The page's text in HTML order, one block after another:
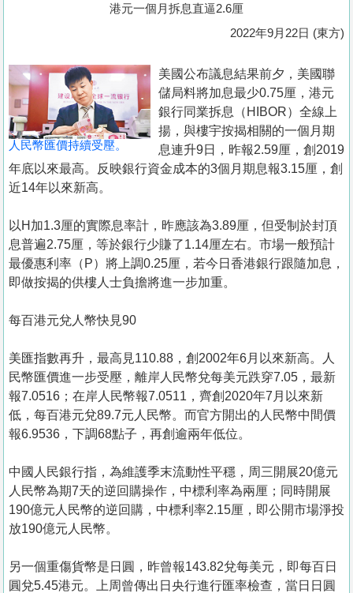
置
業
手
冊
關
我
們
港元一個月拆息直逼2.6厘
2022年9月22日 (東方)
人民幣匯價持續受壓。
美國公布議息結果前夕，美國聯
儲局料將加息最少0.75厘，港元
銀行同業拆息（HIBOR）全線上
揚，與樓宇按揭相關的一個月期
息連升9日，昨報2.59厘，創2019
年底以來最高。反映銀行資金成本的3個月期息報3.15厘，創
近14年以來新高。
以H加1.3厘的實際息率計，昨應該為3.89厘，但受制於封頂
息普遍2.75厘，等於銀行少賺了1.14厘左右。市場一般預計
最優惠利率（P）將上調0.25厘，若今日香港銀行跟隨加息，
即做按揭的供樓人士負擔將進一步加重。
每百港元兌人幣快見90
美匯指數再升，最高見110.88，創2002年6月以來新高。人
民幣匯價進一步受壓，離岸人民幣兌每美元跌穿7.05，最新
報7.0516；在岸人民幣報7.0511，齊創2020年7月以來新
低，每百港元兌89.7元人民幣。而官方開出的人民幣中間價
報6.9536，下調68點子，再創逾兩年低位。
中國人民銀行指，為維護季末流動性平穩，周三開展20億元
人民幣為期7天的逆回購操作，中標利率為兩厘；同時開展
190億元人民幣的逆回購，中標利率2.15厘，即公開市場淨投
放190億元人民幣。
另一個重傷貨幣是日圓，昨曾報143.82兌每美元，即每百日
圓兌5.45港元。上周曾傳出日央行進行匯率檢查，當日日圓